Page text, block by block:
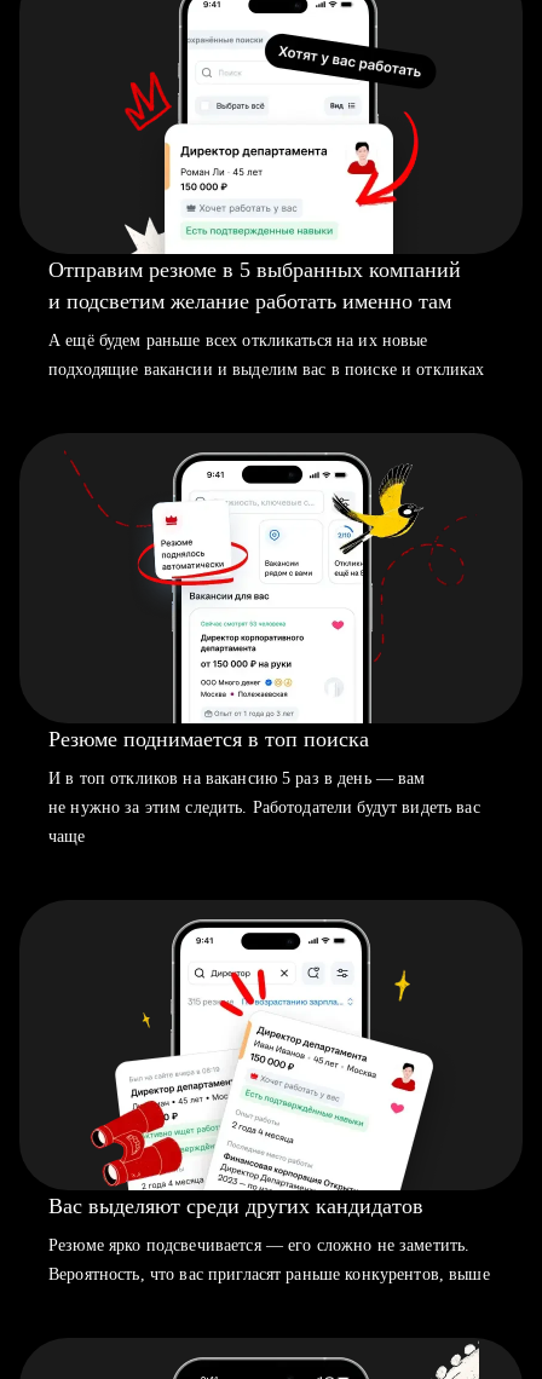
Отправим резюме в 5 выбранных компаний
и подсветим желание работать именно там
А ещё будем раньше всех откликаться на их новые
подходящие вакансии и выделим вас в поиске и откликах
Резюме поднимается в топ поиска
И в топ откликов на вакансию 5 раз в день — вам
не нужно за этим следить. Работодатели будут видеть вас
чаще
Вас выделяют среди других кандидатов
Резюме ярко подсвечивается — его сложно не заметить.
Вероятность, что вас пригласят раньше конкурентов, выше